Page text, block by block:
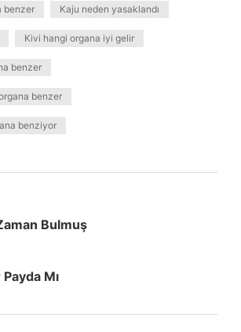
benzer Kaju neden yasaklandı
Kivi hangi organa iyi gelir
benzer
benzer
benziyor
Bulmuş
Payda Mı